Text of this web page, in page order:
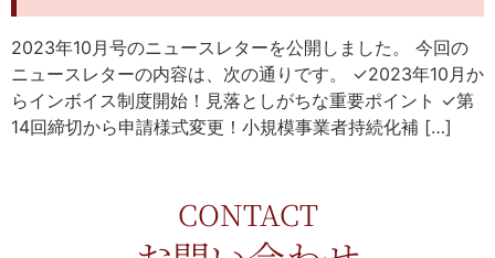
2023年10月号のニュースレターを公開しました。 今回の
ニュースレターの内容は、次の通りです。 ✓2023年10月か
らインボイス制度開始！見落としがちな重要ポイント ✓第
14回締切から申請様式変更！小規模事業者持続化補 […]
CONTACT